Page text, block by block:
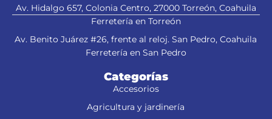
Av. Hidalgo 657, Colonia Centro, 27000 Torreón, Coahuila
Ferretería en Torreón
Av. Benito Juárez #26, frente al reloj. San Pedro, Coahuila
Ferretería en San Pedro
Categorías
Accesorios
Agricultura y jardinería